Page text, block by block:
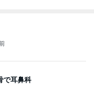
で耳鼻科